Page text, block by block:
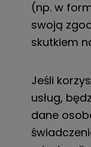
(np. w
swoją
skutkiem
Jeśli
usług,
dane